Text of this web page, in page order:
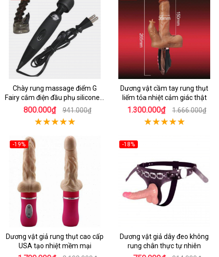
Chày rung massage điểm G
Fairy cắm điện đầu phụ silicone y
tế an toàn
800.000₫ 941.000₫
Dương vật cầm tay rung thụt
liếm tỏa nhiệt cảm giác thật
1.300.000₫ 1.666.000₫
-19%
Dương vật giả rung thụt cao cấp
USA tạo nhiệt mềm mại
-18%
Dương vật giả dây đeo không
rung chân thực tự nhiên